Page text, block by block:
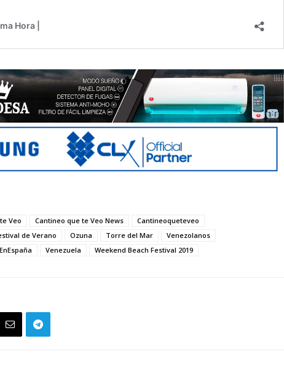
Veo Cantineo que te Veo News
Cantineoqueteveo
de Verano Ozuna Torre del Mar
Venezolanos
Venezuela Weekend Beach Festival 2019